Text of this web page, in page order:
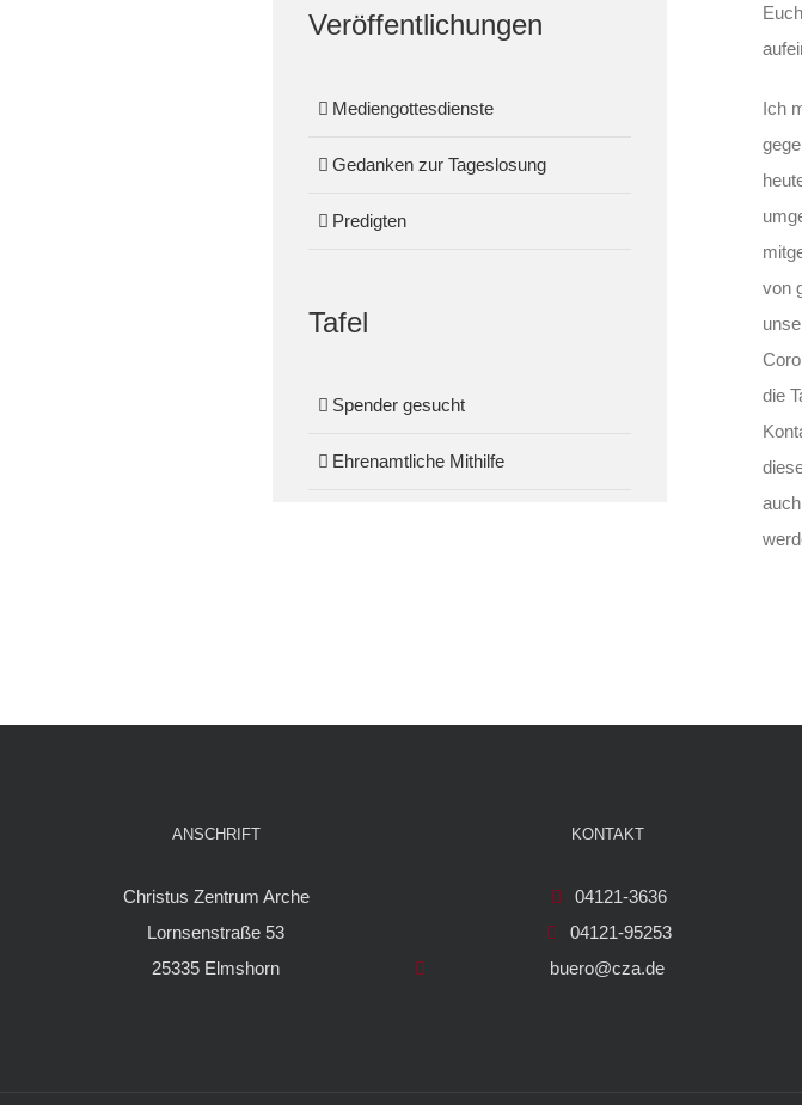
Ich
von
die
Veröffentlichungen
Mediengottesdienste
Gedanken zur Tageslosung
Predigten
Tafel
Spender gesucht
Ehrenamtliche Mithilfe
ANSCHRIFT
Christus Zentrum Arche
Lornsenstraße 53
25335 Elmshorn
KONTAKT
04121-3636
04121-95253
buero@cza.de